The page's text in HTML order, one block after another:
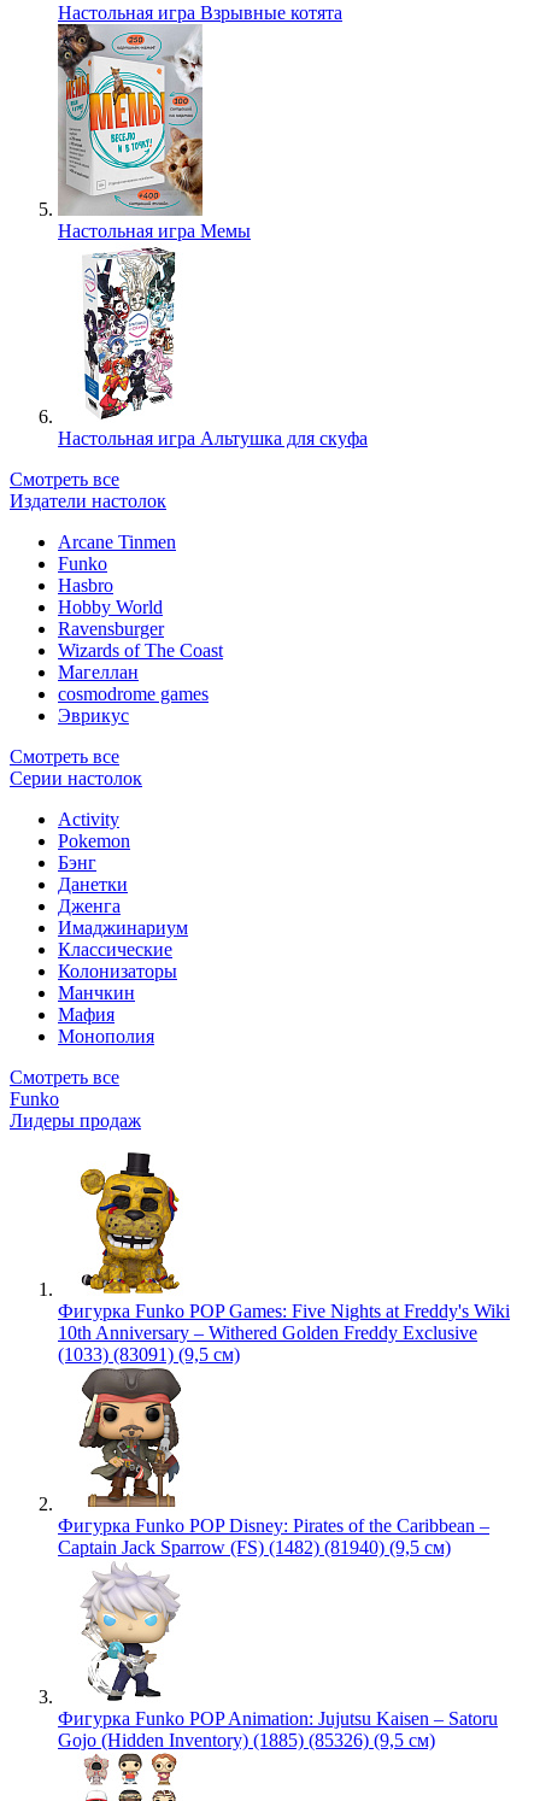
Настольная игра Взрывные котята
Настольная игра Мемы
Настольная игра Альтушка для скуфа
Смотреть все
Издатели настолок
Arcane Tinmen
Funko
Hasbro
Hobby World
Ravensburger
Wizards of The Coast
Магеллан
сosmodrome games
Эврикус
Смотреть все
Серии настолок
Activity
Pokemon
Бэнг
Данетки
Дженга
Имаджинариум
Классические
Колонизаторы
Манчкин
Мафия
Монополия
Смотреть все
Funko
Лидеры продаж
Фигурка Funko POP Games: Five Nights at Freddy's Wiki
10th Anniversary – Withered Golden Freddy Exclusive
(1033) (83091) (9,5 см)
Фигурка Funko POP Disney: Pirates of the Caribbean –
Captain Jack Sparrow (FS) (1482) (81940) (9,5 см)
Фигурка Funko POP Animation: Jujutsu Kaisen – Satoru
Gojo (Hidden Inventory) (1885) (85326) (9,5 см)